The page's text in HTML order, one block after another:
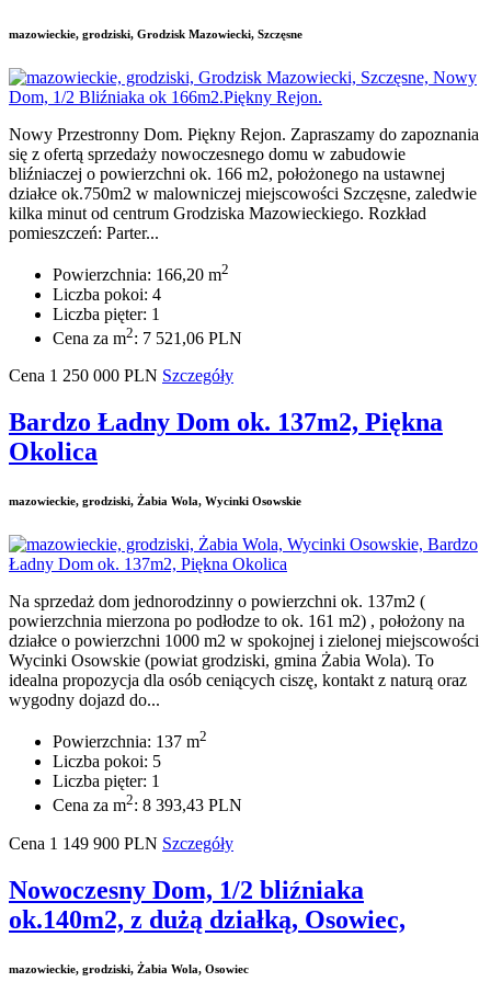
mazowieckie, grodziski, Grodzisk Mazowiecki, Szczęsne
Nowy Przestronny Dom. Piękny Rejon. Zapraszamy do zapoznania
się z ofertą sprzedaży nowoczesnego domu w zabudowie
bliźniaczej o powierzchni ok. 166 m2, położonego na ustawnej
działce ok.750m2 w malowniczej miejscowości Szczęsne, zaledwie
kilka minut od centrum Grodziska Mazowieckiego. Rozkład
pomieszczeń: Parter...
Powierzchnia: 166,20 m2
Liczba pokoi: 4
Liczba pięter: 1
Cena za m2: 7 521,06 PLN
Cena 1 250 000 PLN Szczegóły
Bardzo Ładny Dom ok. 137m2, Piękna
Okolica
mazowieckie, grodziski, Żabia Wola, Wycinki Osowskie
Na sprzedaż dom jednorodzinny o powierzchni ok. 137m2 (
powierzchnia mierzona po podłodze to ok. 161 m2) , położony na
działce o powierzchni 1000 m2 w spokojnej i zielonej miejscowości
Wycinki Osowskie (powiat grodziski, gmina Żabia Wola). To
idealna propozycja dla osób ceniących ciszę, kontakt z naturą oraz
wygodny dojazd do...
Powierzchnia: 137 m2
Liczba pokoi: 5
Liczba pięter: 1
Cena za m2: 8 393,43 PLN
Cena 1 149 900 PLN Szczegóły
Nowoczesny Dom, 1/2 bliźniaka
ok.140m2, z dużą działką, Osowiec,
mazowieckie, grodziski, Żabia Wola, Osowiec